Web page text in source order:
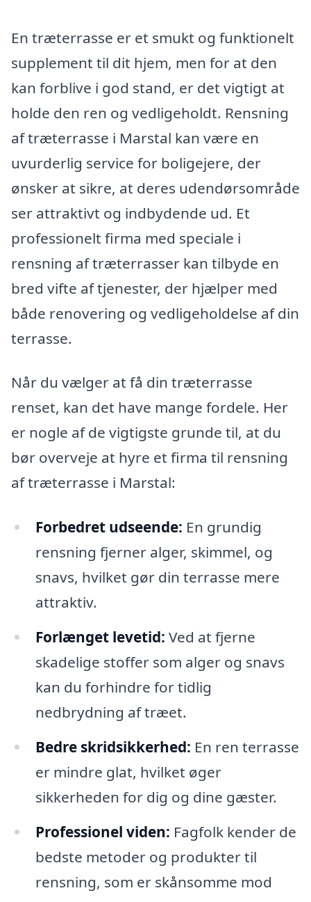
En træterrasse er et smukt og funktionelt
supplement til dit hjem, men for at den
kan forblive i god stand, er det vigtigt at
holde den ren og vedligeholdt. Rensning
af træterrasse i Marstal kan være en
uvurderlig service for boligejere, der
ønsker at sikre, at deres udendørsområde
ser attraktivt og indbydende ud. Et
professionelt firma med speciale i
rensning af træterrasser kan tilbyde en
bred vifte af tjenester, der hjælper med
både renovering og vedligeholdelse af din
terrasse.
Når du vælger at få din træterrasse
renset, kan det have mange fordele. Her
er nogle af de vigtigste grunde til, at du
bør overveje at hyre et firma til rensning
af træterrasse i Marstal:
Forbedret udseende: En grundig
rensning fjerner alger, skimmel, og
snavs, hvilket gør din terrasse mere
attraktiv.
Forlænget levetid: Ved at fjerne
skadelige stoffer som alger og snavs
kan du forhindre for tidlig
nedbrydning af træet.
Bedre skridsikkerhed: En ren terrasse
er mindre glat, hvilket øger
sikkerheden for dig og dine gæster.
Professionel viden: Fagfolk kender de
bedste metoder og produkter til
rensning, som er skånsomme mod